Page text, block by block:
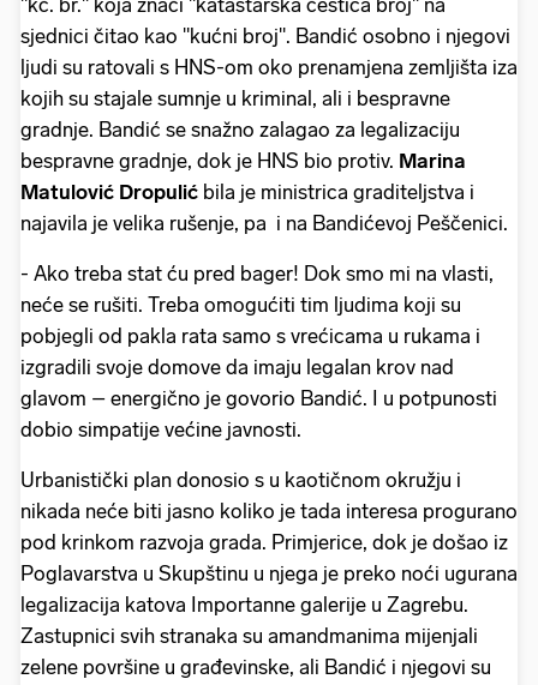
"kč. br." koja znači "katastarska čestica broj" na
sjednici čitao kao "kućni broj". Bandić osobno i njegovi
ljudi su ratovali s HNS-om oko prenamjena zemljišta iza
kojih su stajale sumnje u kriminal, ali i bespravne
gradnje. Bandić se snažno zalagao za legalizaciju
bespravne gradnje, dok je HNS bio protiv. Marina
Matulović Dropulić bila je ministrica graditeljstva i
najavila je velika rušenje, pa i na Bandićevoj Peščenici.
- Ako treba stat ću pred bager! Dok smo mi na vlasti,
neće se rušiti. Treba omogućiti tim ljudima koji su
pobjegli od pakla rata samo s vrećicama u rukama i
izgradili svoje domove da imaju legalan krov nad
glavom – energično je govorio Bandić. I u potpunosti
dobio simpatije većine javnosti.
Urbanistički plan donosio s u kaotičnom okružju i
nikada neće biti jasno koliko je tada interesa progurano
pod krinkom razvoja grada. Primjerice, dok je došao iz
Poglavarstva u Skupštinu u njega je preko noći ugurana
legalizacija katova Importanne galerije u Zagrebu.
Zastupnici svih stranaka su amandmanima mijenjali
zelene površine u građevinske, ali Bandić i njegovi su